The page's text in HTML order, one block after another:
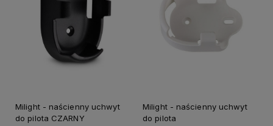
Milight - naścienny uchwyt
do pilota CZARNY
Milight - naścienny uchwyt
do pilota